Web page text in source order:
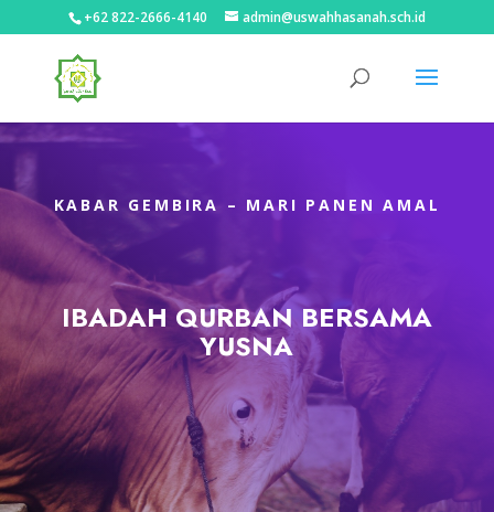
+62 822-2666-4140 admin@uswahhasanah.sch.id
KABAR GEMBIRA – MARI PANEN AMAL
IBADAH QURBAN BERSAMA
YUSNA